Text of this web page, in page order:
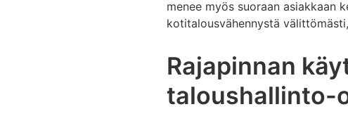
menee myös suoraan asiakkaan
kotitalousvähennystä
Rajapinnan
taloushallinto-